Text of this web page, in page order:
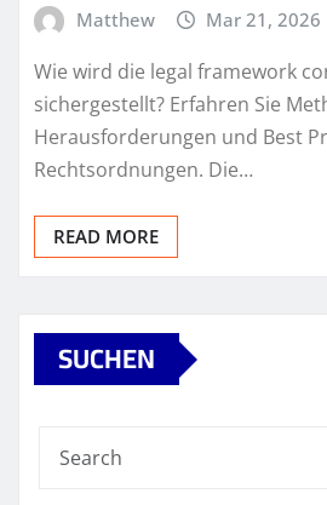
Matthew Mar 21, 2026
Wie wird die legal framework
sichergestellt? Erfahren Sie
Herausforderungen und Best
Rechtsordnungen. Die…
READ MORE
SUCHEN